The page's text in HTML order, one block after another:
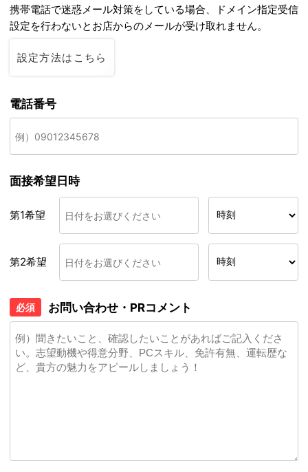
携帯電話で迷惑メール対策をしている場合、ドメイン指定受信
設定を行わないとお店からのメールが受け取れません。
設定方法はこちら
電話番号
面接希望日時
第1希望
第2希望
必須 お問い合わせ・PRコメント